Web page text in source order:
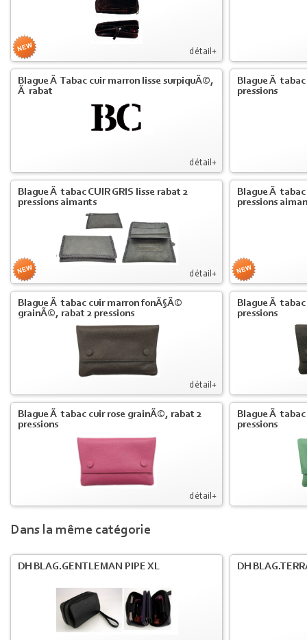
détail+
détail+
Blague Ã Tabac cuir marron lisse surpiquÃ©,
Ã rabat
Blague Ã
pressions
détail+
Blague Ã tabac CUIR GRIS lisse rabat 2
pressions aimants
Blague Ã tabac
pressions
détail+
Blague Ã tabac cuir marron fonÃ§Ã©
grainÃ©, rabat 2 pressions
Blague Ã
pressions
détail+
Blague Ã tabac cuir rose grainÃ©, rabat 2
pressions
Blague Ã
pressions
Dans la même catégorie
DH BLAG.GENTLEMAN PIPE XL DH